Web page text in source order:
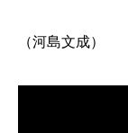
（河島文成）